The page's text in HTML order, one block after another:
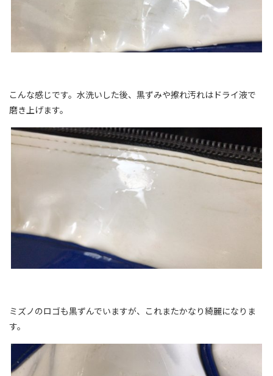
こんな感じです。水洗いした後、黒ずみや擦れ汚れはドライ液で
磨き上げます。
ミズノのロゴも黒ずんでいますが、これまたかなり綺麗になりま
す。